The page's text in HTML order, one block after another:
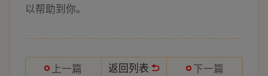
以帮助到你。
上一篇 返回列表 下一篇